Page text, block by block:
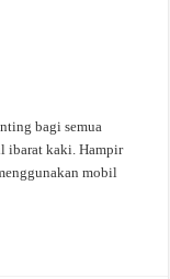
bagi semua
ibarat kaki. Hampir
mobil